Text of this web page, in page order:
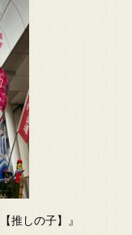
推しの子】』